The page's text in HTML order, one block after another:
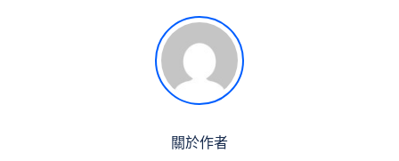
關於作者